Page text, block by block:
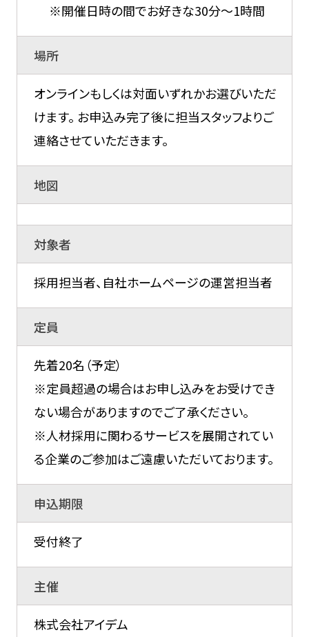
※開催日時の間でお好きな30分～1時間
場所
オンラインもしくは対面いずれかお選びいただ
けます。 お申込み完了後に担当スタッフよりご
連絡させていただきます。
地図
対象者
採用担当者、自社ホームページの運営担当者
定員
先着20名（予定）
※定員超過の場合はお申し込みをお受けでき
ない場合がありますのでご了承ください。
※人材採用に関わるサービスを展開されてい
る企業のご参加はご遠慮いただいております。
申込期限
受付終了
主催
株式会社アイデム